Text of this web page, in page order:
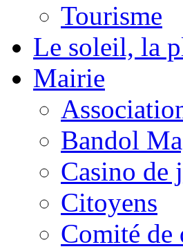
Tourisme
Le soleil, la
Mairie
Bandol
Casino de
Citoyens
Comité de